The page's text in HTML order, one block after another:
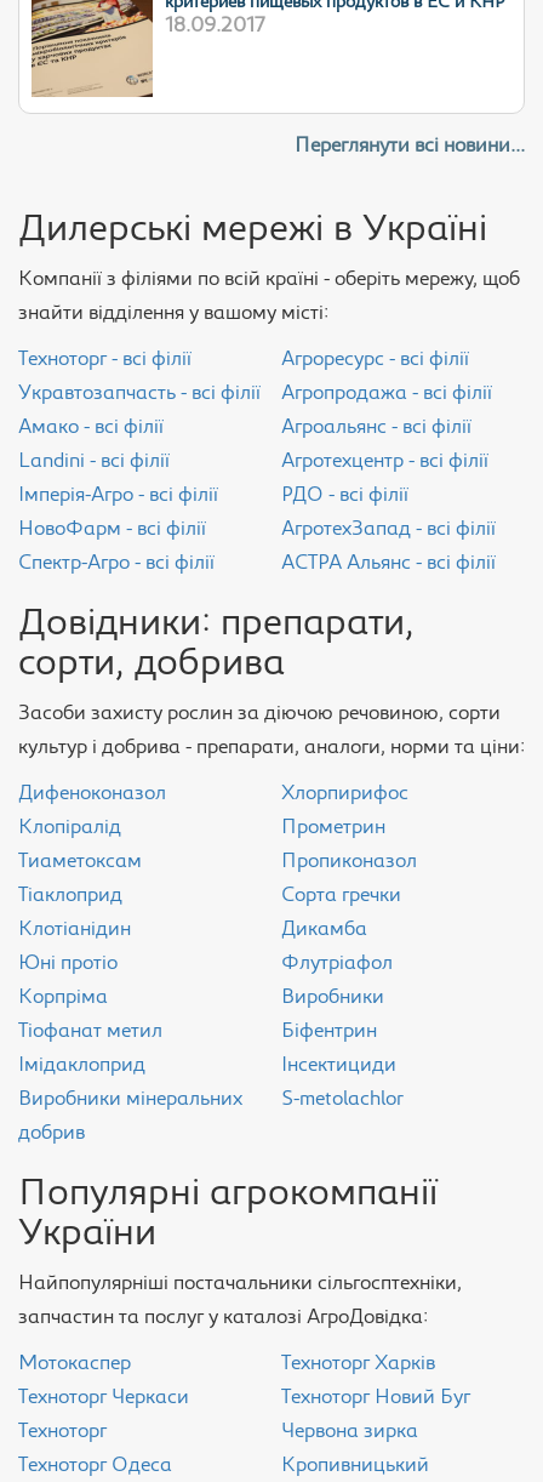
18.09.2017
Переглянути всі новини...
Дилерські мережі в Україні
Компанії з філіями по всій країні - оберіть мережу, щоб
знайти відділення у вашому місті:
Техноторг - всі філії
Укравтозапчасть - всі філії
Амако - всі філії
Landini - всі філії
Імперія-Агро - всі філії
НовоФарм - всі філії
Спектр-Агро - всі філії
Агроресурс - всі філії
Агропродажа - всі філії
Агроальянс - всі філії
Агротехцентр - всі філії
РДО - всі філії
АгротехЗапад - всі філії
АСТРА Альянс - всі філії
Довідники: препарати,
сорти, добрива
Засоби захисту рослин за діючою речовиною, сорти
культур і добрива - препарати, аналоги, норми та ціни:
Дифеноконазол
Клопіралід
Тиаметоксам
Тіаклоприд
Клотіанідин
Юні протіо
Корпріма
Тіофанат метил
Імідаклоприд
Виробники мінеральних
добрив
Хлорпирифос
Прометрин
Пропиконазол
Сорта гречки
Дикамба
Флутріафол
Виробники
Біфентрин
Інсектициди
S-metolachlor
Популярні агрокомпанії
України
Найпопулярніші постачальники сільгосптехніки,
запчастин та послуг у каталозі АгроДовідка:
Мотокаспер
Техноторг Черкаси
Техноторг
Техноторг Одеса
Техноторг Харків
Техноторг Новий Буг
Червона зирка
Кропивницький